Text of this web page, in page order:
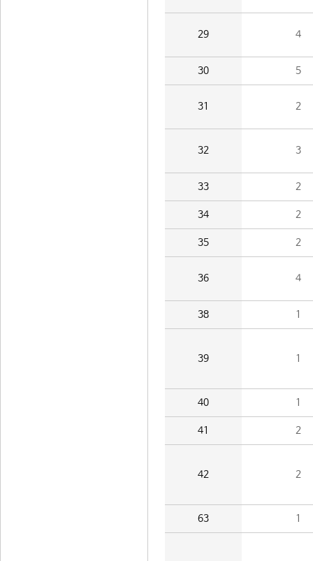
29 4
30 5
31 2
32 3
33 2
34 2
35 2
36 4
38 1
39 1
40 1
41 2
42 2
63 1